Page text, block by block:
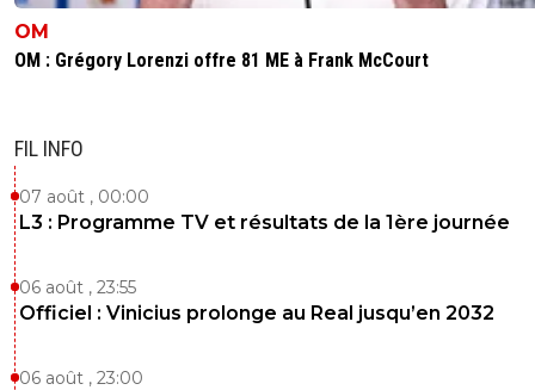
OM
OM : Grégory Lorenzi offre 81 ME à Frank McCourt
FIL INFO
07 août , 00:00
L3 : Programme TV et résultats de la 1ère journée
06 août , 23:55
Officiel : Vinicius prolonge au Real jusqu’en 2032
06 août , 23:00